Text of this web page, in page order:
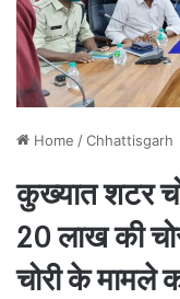
Home /Chhattisgarh
कुख्यात शटर
20 लाख की
चोरी के मामले